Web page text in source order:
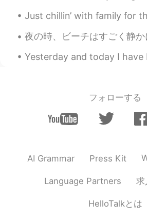
JP EN
かっこいいー！😻
sad when they fall apart!
EN
build my strength back!
home, don’t even have
Just chillin’ with family for the first time in forever and seeing
夜の時、ビーチはすごく静かになって、風や波の音だけ聞こえる。🍃🍃 こちらは小さい運動エリアがあります。このところで瞑想や運動
Yesterday and today I have been cleaning all day therefore I
フォローする
AI Grammar Press Kit
Language Partners 求
HelloTalkとは